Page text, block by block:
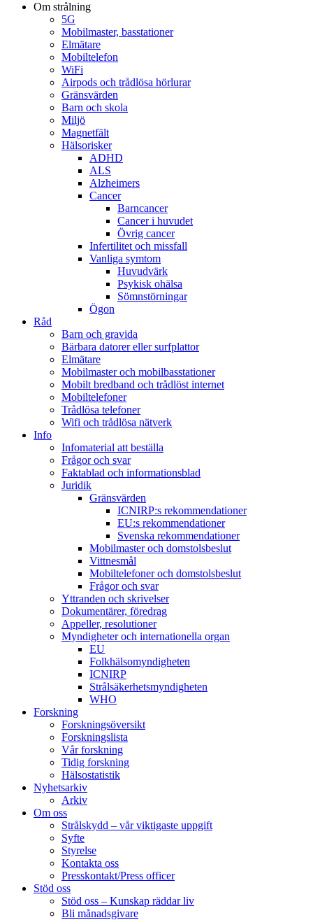
Om strålning
5G
Mobilmaster, basstationer
Elmätare
Mobiltelefon
WiFi
Airpods och trådlösa hörlurar
Gränsvärden
Barn och skola
Miljö
Magnetfält
Hälsorisker
ADHD
ALS
Alzheimers
Cancer
Barncancer
Cancer i huvudet
Övrig cancer
Infertilitet och missfall
Vanliga symtom
Huvudvärk
Psykisk ohälsa
Sömnstörningar
Ögon
Råd
Barn och gravida
Bärbara datorer eller surfplattor
Elmätare
Mobilmaster och mobilbasstationer
Mobilt bredband och trådlöst internet
Mobiltelefoner
Trådlösa telefoner
Wifi och trådlösa nätverk
Info
Infomaterial att beställa
Frågor och svar
Faktablad och informationsblad
Juridik
Gränsvärden
ICNIRP:s rekommendationer
EU:s rekommendationer
Svenska rekommendationer
Mobilmaster och domstolsbeslut
Vittnesmål
Mobiltelefoner och domstolsbeslut
Frågor och svar
Yttranden och skrivelser
Dokumentärer, föredrag
Appeller, resolutioner
Myndigheter och internationella organ
EU
Folkhälsomyndigheten
ICNIRP
Strålsäkerhetsmyndigheten
WHO
Forskning
Forskningsöversikt
Forskningslista
Vår forskning
Tidig forskning
Hälsostatistik
Nyhetsarkiv
Arkiv
Om oss
Strålskydd – vår viktigaste uppgift
Syfte
Styrelse
Kontakta oss
Presskontakt/Press officer
Stöd oss
Stöd oss – Kunskap räddar liv
Bli månadsgivare